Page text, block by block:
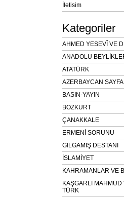
İletisim
Kategoriler
AHMED YESEVÎ VE
ANADOLU
ATATÜRK
AZERBAYCAN
BASIN-YAYIN
BOZKURT
ÇANAKKALE
ERMENİ SORUNU
GILGAMIŞ DESTANI
İSLAMİYET
KAHRAMANLAR VE
KAŞGARLI MAHMUD
TÜRK